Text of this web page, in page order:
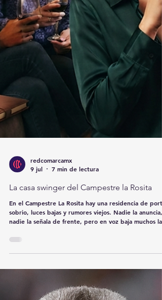
redcomarcamx
La casa swinger del Campestre la Rosita
En el Campestre La Rosita hay una residencia de
sobrio, luces bajas y rumores viejos. Nadie la anuncia,
nadie la señala de frente, pero en voz baja muchos la
ubican como el sitio donde, cuando cae la noche, la